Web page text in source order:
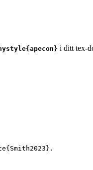
i ditt tex-
{ Smith2023 }.